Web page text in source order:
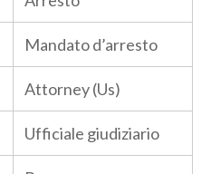
Mandato d’arresto
Attorney (Us)
Ufficiale giudiziario